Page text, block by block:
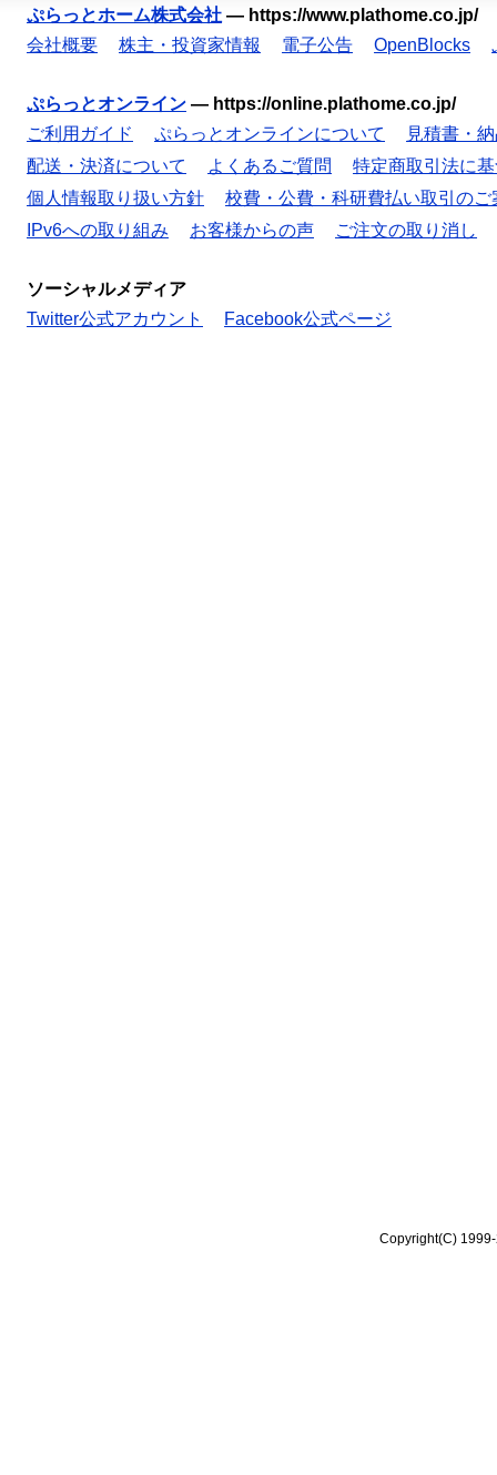
ぷらっとホーム株式会社 — https://www.plathome.co.jp/
会社概要
株主・投資家情報 電子公告 OpenBlocks
ぷらっとオンライン — https://online.plathome.co.jp/
ご利用ガイド
ぷらっとオンラインについて
見積書・
配送・決済について
よくあるご質問
特定商取引法に
個人情報取り扱い方針
校費・公費・科研費払い取引のご
IPv6への取り組み
お客様からの声 ご注文の取り消し
ソーシャルメディア
Twitter公式アカウント
Facebook公式ページ
Copyright(C)